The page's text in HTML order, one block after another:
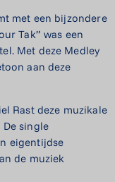
met een bijzondere
Tak” was een
Met deze Medley
aan deze
Rast deze muzikale
single
eigentijdse
de muziek